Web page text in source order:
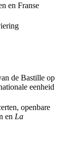
en Franse
de Bastille op
eenheid
openbare
en La